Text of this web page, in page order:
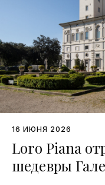
16 ИЮНЯ 2026
Loro Piana
шедевры